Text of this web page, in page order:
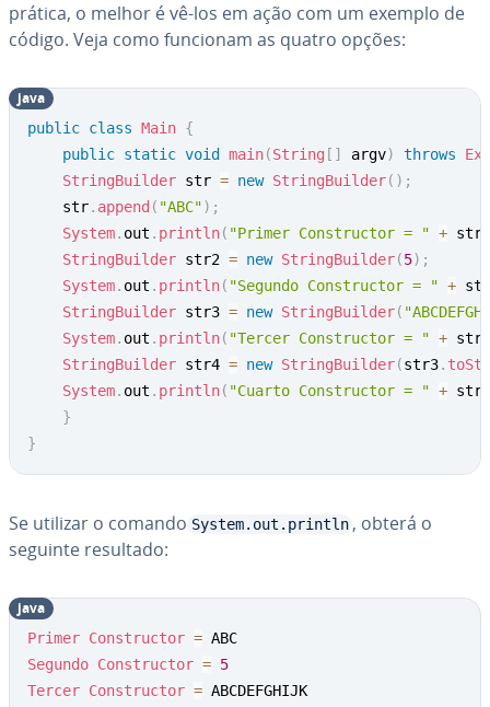
prática, o melhor é vê-los em ação com um exemplo de
código. Veja como funcionam as quatro opções:
public class Main {
public static void main(String [ ] argv) throws
StringBuilder str = new StringBuilder( ) ;
	str
. append ( "ABC") ;
System. out . println( "Primer Constructor = " + str
StringBuilder str2 = new StringBuilder(5) ;
System. out . println( "Segundo Constructor = " +
StringBuilder str3 = new StringBuilder(
System. out . println( "Tercer Constructor = " + str3
StringBuilder str4 = new StringBuilder(str3.
System. out . println( "Cuarto Constructor = " + str4
}
}
java
Se utilizar o comando System.out.println , obterá o
seguinte resultado:
Primer Constructor =
Segundo Constructor = 5
Tercer Constructor =
java